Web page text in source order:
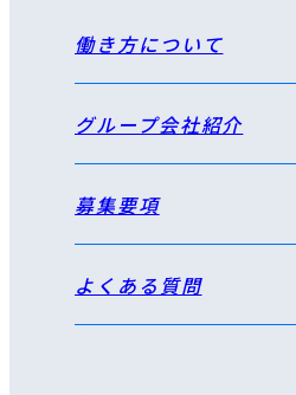
働き方について
グループ会社紹介
募集要項
よくある質問